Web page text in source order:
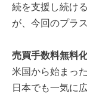
続を支援し続け
が、今回のプラ
売買手数料無料
米国から始まっ
日本でも一気に